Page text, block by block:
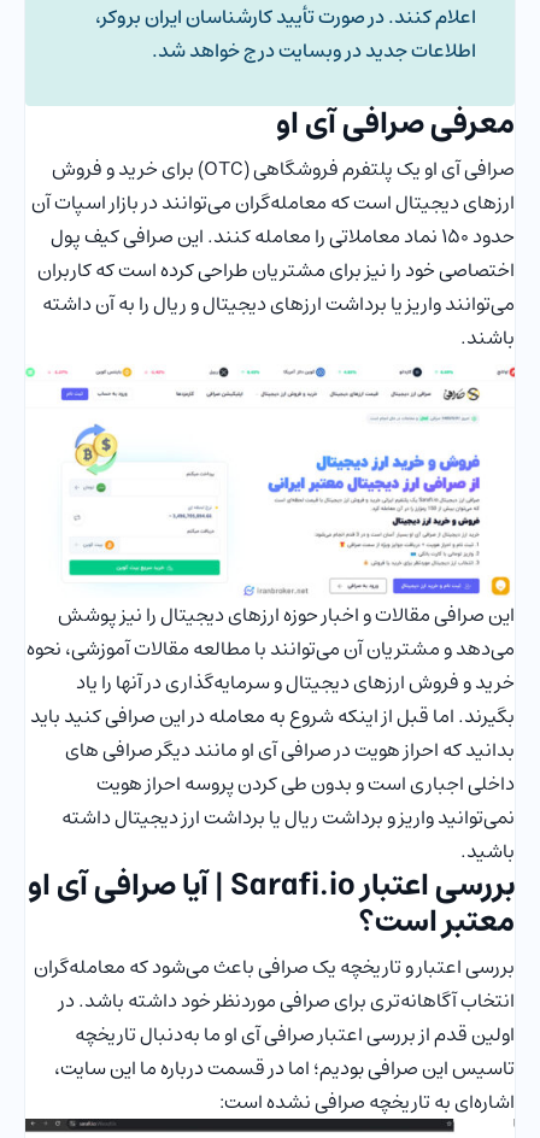
اعلام کنند. در صورت تأیید کارشناسان ایران بروکر،
اطلاعات جدید در وبسایت درج خواهد شد.
معرفی صرافی آی او
صرافی آی او یک پلتفرم فروشگاهی (OTC) برای خرید و فروش
ارزهای دیجیتال است که معامله‌گران می‌توانند در بازار اسپات آن
حدود 150 نماد معاملاتی را معامله کنند. این صرافی کیف پول
اختصاصی خود را نیز برای مشتریان طراحی کرده است که کاربران
می‌توانند واریز یا برداشت ارزهای دیجیتال و ریال را به آن داشته
باشند.
این صرافی مقالات و اخبار حوزه ارزهای دیجیتال را نیز پوشش
می‌دهد و مشتریان آن می‌توانند با مطالعه مقالات آموزشی، نحوه
خرید و فروش ارزهای دیجیتال و سرمایه‌گذاری در آنها را یاد
بگیرند. اما قبل از اینکه شروع به معامله در این صرافی کنید باید
بدانید که احراز هویت در صرافی آی او مانند دیگر صرافی های
داخلی اجباری است و بدون طی کردن پروسه احراز هویت
نمی‌توانید واریز و برداشت ریال یا برداشت ارز دیجیتال داشته
باشید.
بررسی اعتبار Sarafi.io | آیا صرافی آی او
معتبر است؟
بررسی اعتبار و تاریخچه یک صرافی باعث می‌شود که معامله‌گران
انتخاب آگاهانه‌تری برای صرافی موردنظر خود داشته باشد. در
اولین قدم از بررسی اعتبار صرافی آی او ما به‌دنبال تاریخچه
تاسیس این صرافی بودیم؛ اما در قسمت درباره ما این سایت،
اشاره‌ای به تاریخچه صرافی نشده است: